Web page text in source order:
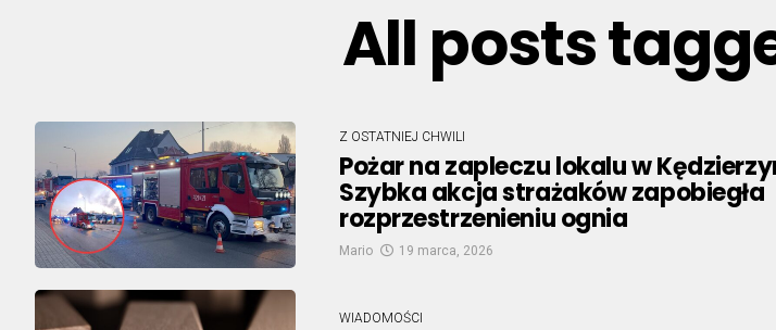
All posts
Z OSTATNIEJ CHWILI
Pożar na zapleczu lokalu w
Szybka akcja strażaków zapobiegła
rozprzestrzenieniu ognia
Mario 19 marca, 2026
WIADOMOŚCI